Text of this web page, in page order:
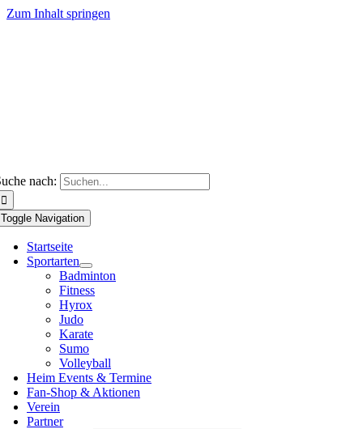
Zum Inhalt springen
nach:
Toggle Navigation
Startseite
Sportarten
Badminton
Fitness
Hyrox
Judo
Karate
Sumo
Volleyball
Heim Events & Termine
Fan-Shop & Aktionen
Verein
Partner